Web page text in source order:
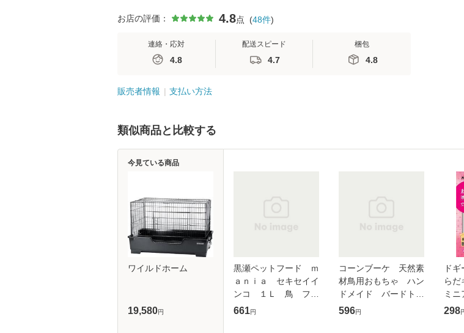
お店の評価： 4.8点 (48件)
連絡・応対
4.8
配送スピード
4.7
梱包
4.8
販売者情報 支払い方法
類似商品と比較する
ワイルドホーム
19,580円
今見ている商品
黒瀬ペットフード ｍ
ａｎｉａ セキセイイ
ンコ １Ｌ 鳥 フー
ド エサ 餌 皮つ
661円
コーンブーケ 天然素
材鳥用おもちゃ ハン
ドメイド バードト
イ 小型インコ 中型
596円
ド
らだ
ミニ
A
298